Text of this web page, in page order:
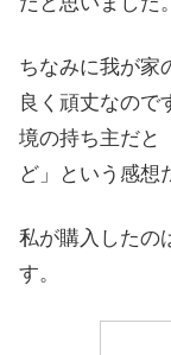
ちなみに我が家
良く頑丈なので
境の持ち主だと
ど」という感想
私が購入したの
す。